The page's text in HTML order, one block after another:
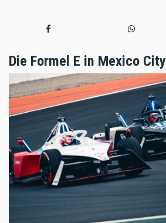
Die Formel E in Mexico City